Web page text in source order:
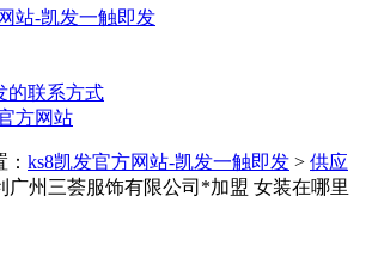
站-凯发一触即发
的联系方式
方网站
ks8凯发官方网站-凯发一触即发 > 供应
广州三荟服饰有限公司*加盟 女装在哪里